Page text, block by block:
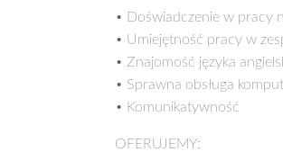
• Doświadczenie w pracy
• Umiejętność pracy w
• Znajomość języka
• Sprawna obsługa
• Komunikatywność
OFERUJEMY: